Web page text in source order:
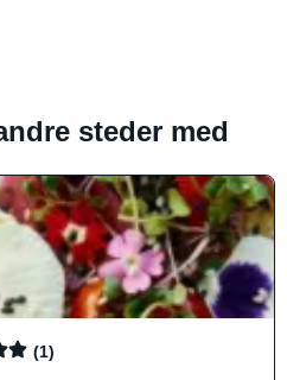
steder med
(1)